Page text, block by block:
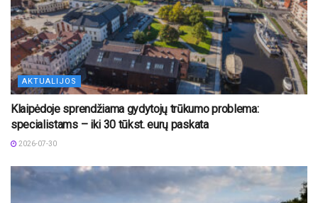
AKTUALIJOS
Klaipėdoje sprendžiama gydytojų trūkumo problema:
specialistams – iki 30 tūkst. eurų paskata
2026-07-30